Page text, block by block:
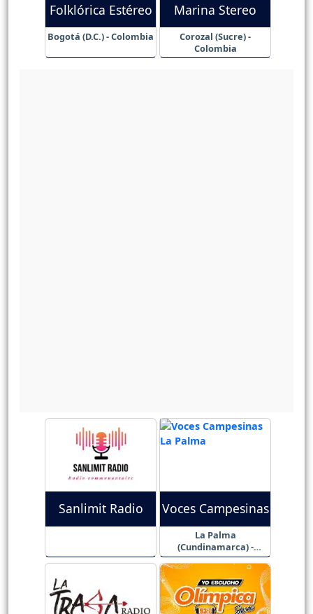
Folklórica Estéreo
Bogotá (D.C.) - Colombia
Marina Stereo
Corozal (Sucre) -
Colombia
Sanlimit Radio Voces Campesinas
La Palma
(Cundinamarca) -
Colombia